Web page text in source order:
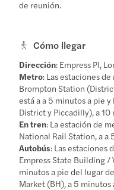
de reunión.
Cómo llegar
Dirección: Empress Pl,
Metro: Las estaciones
Brompton Station
está a a 5 minutos a pie
District y Piccadilly), a 10
En tren: La estación de
National Rail Station, a a
Autobús: Las estaciones
Empress State Building /
minutos a pie del lugar
Market (BH), a 5 minutos